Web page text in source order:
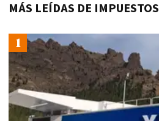
MÁS LEÍDAS DE IMPUESTOS